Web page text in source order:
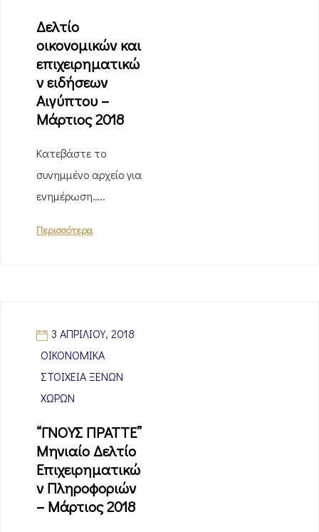
Δελτίο
οικονομικών και
επιχειρηματικώ
ν ειδήσεων
Αιγύπτου –
Μάρτιος 2018
Κατεβάστε το
συνημμένο αρχείο για
ενημέρωση…..
Περισσότερα
3 ΑΠΡΙΛΊΟΥ, 2018
ΟΙΚΟΝΟΜΙΚΆ
ΣΤΟΙΧΕΊΑ ΞΈΝΩΝ
ΧΩΡΏΝ
“ΓΝΟΥΣ ΠΡΑΤΤΕ”
Μηνιαίο Δελτίο
Επιχειρηματικώ
ν Πληροφοριών
– Μάρτιος 2018